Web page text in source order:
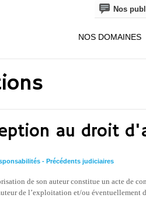
Nos
NOS DOMAINES
au droit
- Précédents judiciaires
de son auteur constitue un acte de
de l’exploitation et/ou éventuellement